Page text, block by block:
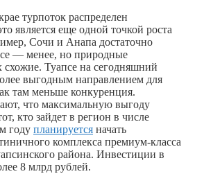
турпоток распределен
является еще одной точкой роста
Сочи и Анапа достаточно
— менее, но природные
схожие. Туапсе на сегодняшний
выгодным направлением для
там меньше конкуренция.
что максимальную выгоду
кто зайдет в регион в числе
году планируется начать
комплекса премиум-класса
района. Инвестиции в
8 млрд рублей.